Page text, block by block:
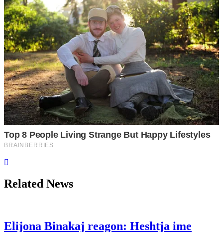
Related News
Elijona Binakaj reagon: Heshtja ime